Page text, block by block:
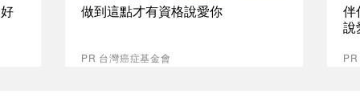
做到這點才有資格說愛你
PR 台灣癌症基金會
伴
說